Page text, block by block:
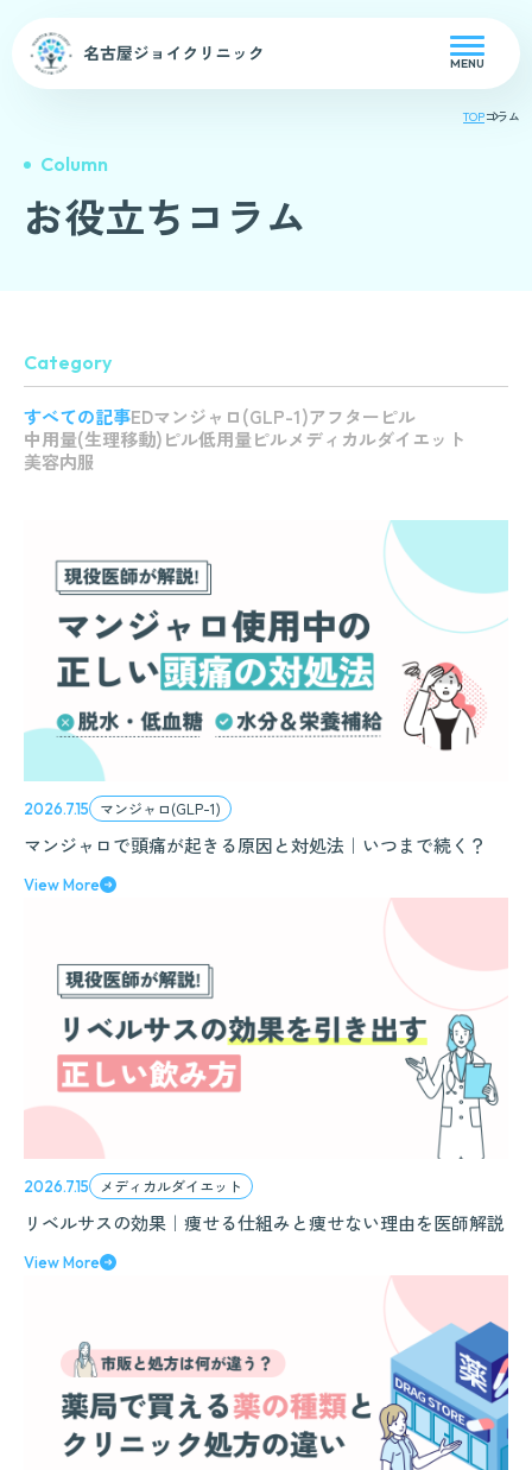
MENU
TOPコラム
Column
お役立ちコラム
Category
すべての記事EDマンジャロ(GLP-1)アフターピル
中用量(生理移動)ピル低用量ピルメディカルダイエット
美容内服
2026.7.15 マンジャロ(GLP-1)
マンジャロで頭痛が起きる原因と対処法｜いつまで続く？
View More
2026.7.15 メディカルダイエット
リベルサスの効果｜痩せる仕組みと痩せない理由を医師解説
View More